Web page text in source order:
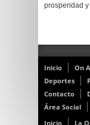
prosperidad
Inicio On
Deportes
Contacto
Área Social
Inicio
La